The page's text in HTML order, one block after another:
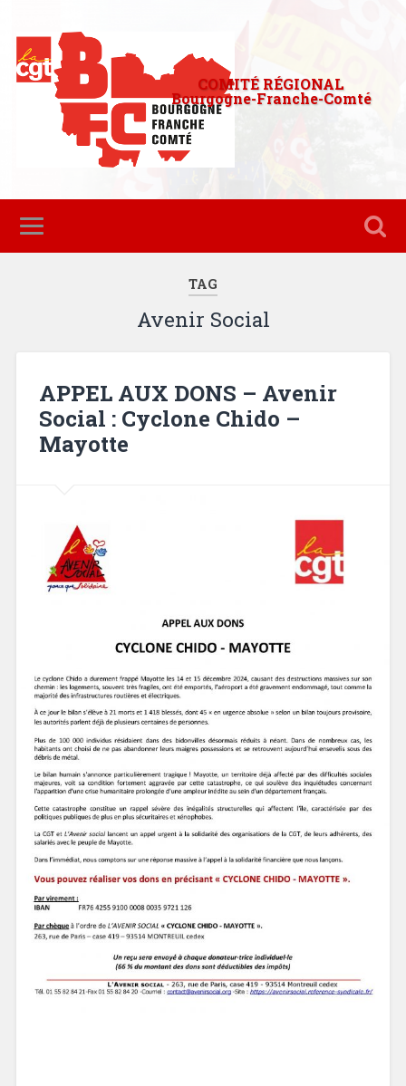
COMITÉ RÉGIONAL
Bourgogne-Franche-Comté
TAG
Avenir Social
APPEL AUX DONS – Avenir
Social : Cyclone Chido –
Mayotte